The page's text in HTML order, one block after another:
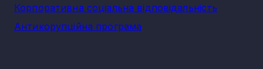
Корпоративна соціальна відповідальність
Антикорупційна програма